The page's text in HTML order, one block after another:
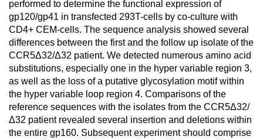
performed to determine the functional expression of
gp120/gp41 in transfected 293T-cells by co-culture with
CD4+ CEM-cells. The sequence analysis showed several
differences between the first and the follow up isolate of the
CCR5Δ32/Δ32 patient. We detected numerous amino acid
substitutions, especially one in the hyper variable region 3,
as well as the loss of a putative glycosylation motif within
the hyper variable loop region 4. Comparisons of the
reference sequences with the isolates from the CCR5Δ32/
Δ32 patient revealed several insertion and deletions within
the entire gp160. Subsequent experiment should comprise